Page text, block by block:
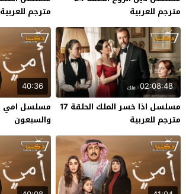
مترجم للعربية
مترجم للعربية
02:08:48
مسلسل اذا خسر الملك الحلقة 17
مترجم للعربية
40:36
والسبعون